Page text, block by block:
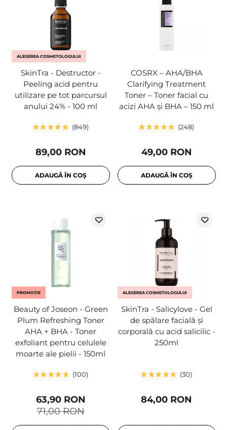
ALEGEREA COSMETOLOGULUI
SkinTra - Destructor -
Peeling acid pentru
utilizare pe tot parcursul
anului 24% - 100 ml
849
89,00 RON
ADAUGĂ ÎN COȘ
COSRX – AHA/BHA
Clarifying Treatment
Toner – Toner facial cu
acizi AHA și BHA – 150 ml
248
49,00 RON
ADAUGĂ ÎN COȘ
PROMOȚIE
Beauty of Joseon - Green
Plum Refreshing Toner
AHA + BHA - Toner
exfoliant pentru celulele
moarte ale pielii - 150ml
100
71,00 RON
63,90 RON
ALEGEREA COSMETOLOGULUI
SkinTra - Salicylove - Gel
de spălare facială și
corporală cu acid salicilic -
250ml
30
84,00 RON